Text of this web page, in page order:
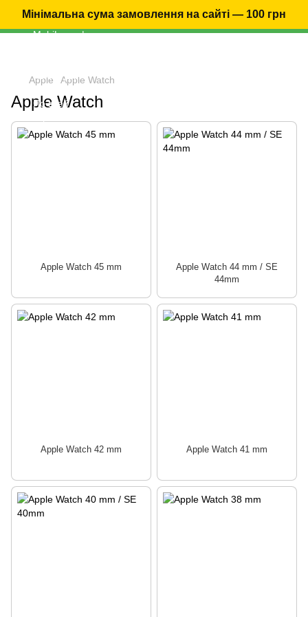
Мінімальна сума замовлення на сайті — 100 грн
Apple Apple Watch
Apple Watch
Apple Watch 45 mm
Apple Watch 44 mm / SE
44mm
Apple Watch 42 mm Apple Watch 41 mm